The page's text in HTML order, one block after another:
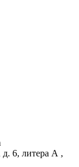
д. 6, литера А ,